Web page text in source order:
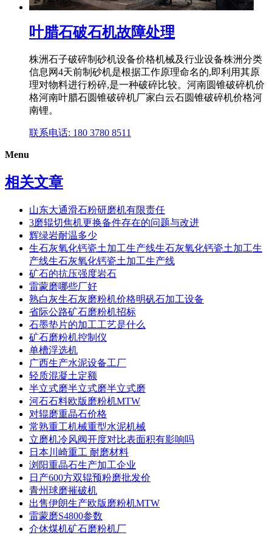
叶腊石破石机故障处理
株洲石子破碎制砂机设备价格机械及行业设备株洲分类
信息网4天前制砂机是根据工作原理命名的,即利用其原
理对物料进行粉碎,是一种破碎比较。河南圆锥破碎机价
格河南叶腊石圆锥破碎机厂家白云石圆锥破碎机价格河
南锂。
联系电话: 180 3780 8511
Menu
相关文章
山东大通滑石粉研磨机有限责任
3磨辊切焦机更换备件存在的问题与改进
辉绿岩耐温多少
生石灰氧化钙瓷土加工生产线生石灰氧化钙瓷土加工生
产线生石灰氧化钙瓷土加工生产线
矿石的抗压强度岩石
雷蒙磨哪些厂好
熟白灰生石灰磨粉机价格明矾石加工设备
省际公路矿石磨粉机招标
石墨垫片的加工工艺是什么
矿石磨粉机控制仪
单槽浮选机
广西生产水泥设备工厂
轻质混凝土定额
半立式磨半立式磨半立式磨
河石石料欧版磨粉机MTW
对辊磨重晶石价格
常熟重工机械重型水泥机械
立磨机冷风阀开度对比表面积有影响吗
日本川崎重工 耐磨材料
浏阳重晶石生产加工企业
日产600方双辊预粉磨批发价
青州球磨摧破机
出售伊朗生产欧版磨粉机MTW
雷蒙磨S4800参数
介休煤机矿石磨粉机厂